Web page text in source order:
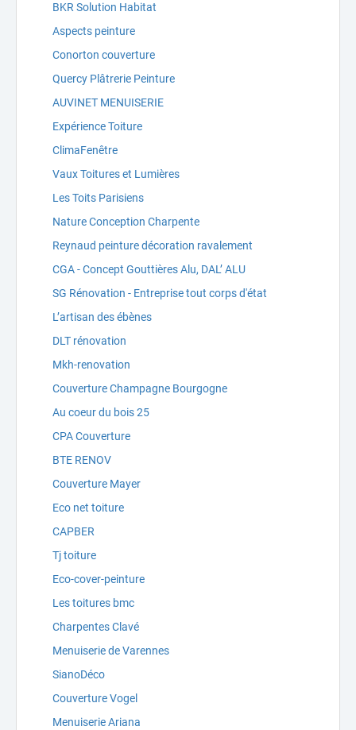
BKR Solution Habitat
Aspects peinture
Conorton couverture
Quercy Plâtrerie Peinture
AUVINET MENUISERIE
Expérience Toiture
ClimaFenêtre
Vaux Toitures et Lumières
Les Toits Parisiens
Nature Conception Charpente
Reynaud peinture décoration ravalement
CGA - Concept Gouttières Alu, DAL’ ALU
SG Rénovation - Entreprise tout corps d'état
L’artisan des ébènes
DLT rénovation
Mkh-renovation
Couverture Champagne Bourgogne
Au coeur du bois 25
CPA Couverture
BTE RENOV
Couverture Mayer
Eco net toiture
CAPBER
Tj toiture
Eco-cover-peinture
Les toitures bmc
Charpentes Clavé
Menuiserie de Varennes
SianoDéco
Couverture Vogel
Menuiserie Ariana